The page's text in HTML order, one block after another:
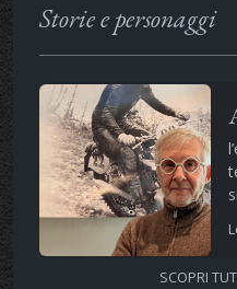
Storie e personaggi
SCOPRI